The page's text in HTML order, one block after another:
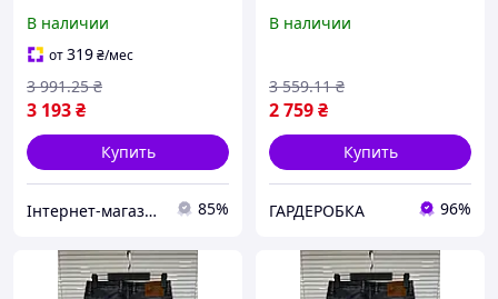
создания модных образов
W32
В наличии
от319₴/мес
3 193₴
3 991.25 ₴
Купить
Інтернет-магазин SALE TOOLS 85%
демисезонные, Женская
на подарок, Домашний
комплект
В наличии
2 759₴
3 559.11 ₴
Купить
ГАРДЕРОБКА 96%